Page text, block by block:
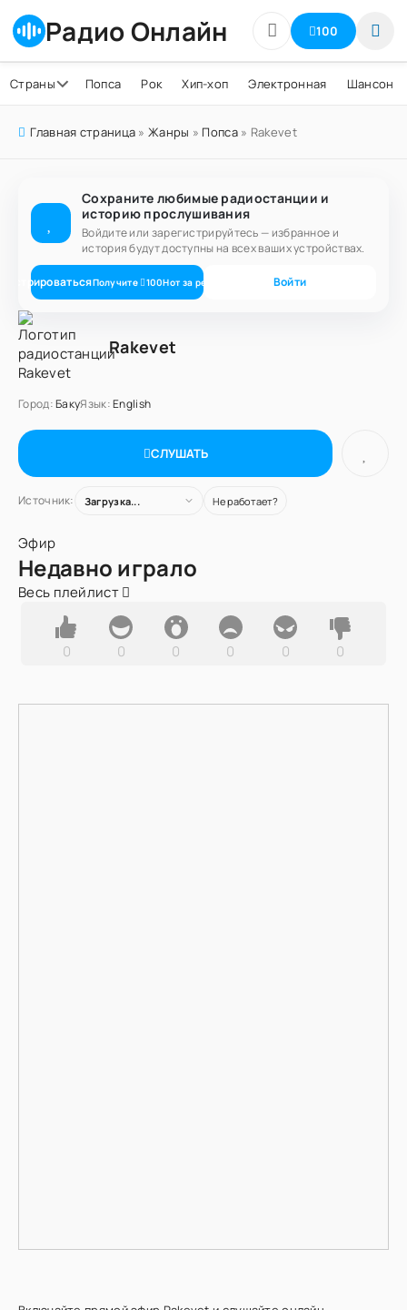
Радио Онлайн 100
Страны Попса Рок Хип-хоп Электронная Шансон
Главная страница »Жанры » Попса» Rakevet
Сохраните любимые радиостанции и
историю прослушивания
Войдите или зарегистрируйтесь — избранное и
история будут доступны на всех ваших устройствах.
Получите 100Нот за регистрацию Войти
Rakevet
Город:БакуЯзык:English
СЛУШАТЬ
Источник: Загрузка... Не работает?
Эфир
Недавно играло
Весь плейлист
0 0 0 0 0 0